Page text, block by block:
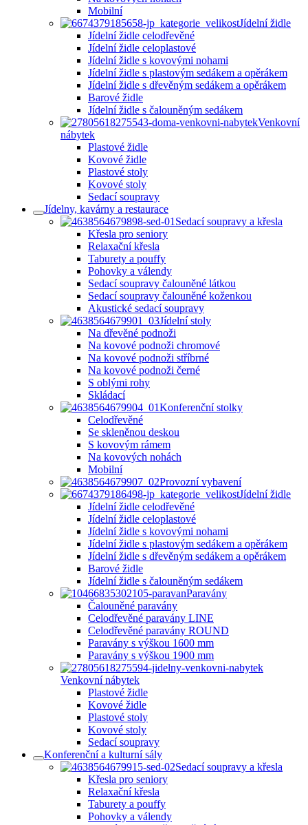
Mobilní
Jídelní židle
Jídelní židle celodřevěné
Jídelní židle celoplastové
Jídelní židle s kovovými nohami
Jídelní židle s plastovým sedákem a opěrákem
Jídelní židle s dřevěným sedákem a opěrákem
Barové židle
Jídelní židle s čalouněným sedákem
Venkovní
nábytek
Plastové židle
Kovové židle
Plastové stoly
Kovové stoly
Sedací soupravy
Jídelny, kavárny a restaurace
Sedací soupravy a křesla
Křesla pro seniory
Relaxační křesla
Taburety a pouffy
Pohovky a válendy
Sedací soupravy čalouněné látkou
Sedací soupravy čalouněné koženkou
Akustické sedací soupravy
Jídelní stoly
Na dřevěné podnoži
Na kovové podnoži chromové
Na kovové podnoži stříbrné
Na kovové podnoži černé
S oblými rohy
Skládací
Konferenční stolky
Celodřevěné
Se skleněnou deskou
S kovovým rámem
Na kovových nohách
Mobilní
Provozní vybavení
Jídelní židle
Jídelní židle celodřevěné
Jídelní židle celoplastové
Jídelní židle s kovovými nohami
Jídelní židle s plastovým sedákem a opěrákem
Jídelní židle s dřevěným sedákem a opěrákem
Barové židle
Jídelní židle s čalouněným sedákem
Paravány
Čalouněné paravány
Celodřevěné paravány LINE
Celodřevěné paravány ROUND
Paravány s výškou 1600 mm
Paravány s výškou 1900 mm
Venkovní nábytek
Plastové židle
Kovové židle
Plastové stoly
Kovové stoly
Sedací soupravy
Konferenční a kulturní sály
Sedací soupravy a křesla
Křesla pro seniory
Relaxační křesla
Taburety a pouffy
Pohovky a válendy